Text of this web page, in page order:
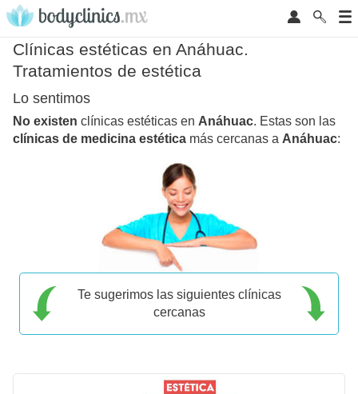
Clínicas estéticas en Anáhuac.
Tratamientos de estética
Lo sentimos
No existen clínicas estéticas en Anáhuac. Estas son las
clínicas de medicina estética más cercanas a Anáhuac:
Te sugerimos las siguientes clínicas
cercanas